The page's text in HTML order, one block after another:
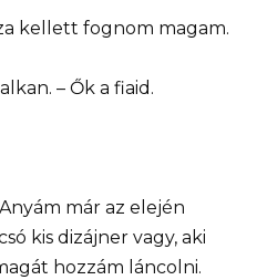
kellett fognom magam.
– Ők a fiaid.
már az elején
kis dizájner vagy, aki
hozzám láncolni.